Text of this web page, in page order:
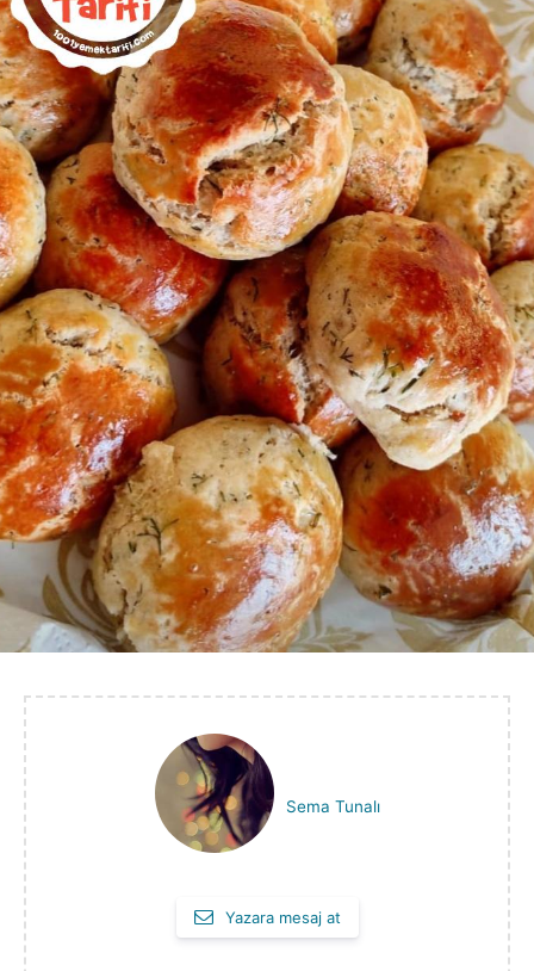
Sema Tunalı
Yazara mesaj at